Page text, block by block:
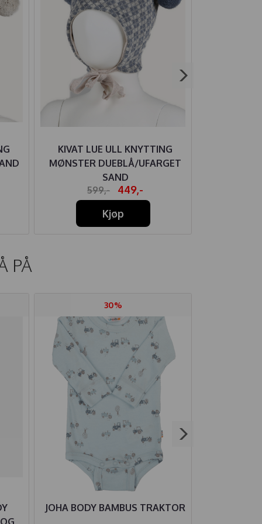
KIVAT LUE ULL KNYTTING
MØNSTER DUEBLÅ/UFARGET
SAND
599,-
449,-
Kjøp
PÅ
30%
JOHA BODY BAMBUS TRAKTOR